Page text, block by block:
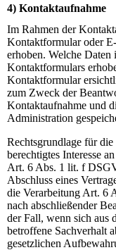
4) Kontaktaufnahme
Im Rahmen der
Kontaktformular oder
erhoben. Welche
Kontaktformulars
Kontaktformular
zum Zweck der
Kontaktaufnahme und
Administration
Rechtsgrundlage für
berechtigtes Interesse
Art. 6 Abs. 1 lit. f
Abschluss eines
die Verarbeitung Art. 6
nach abschließender
der Fall, wenn sich aus
betroffene Sachverhalt
gesetzlichen